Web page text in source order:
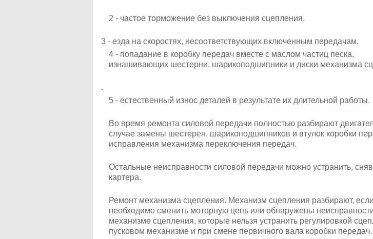
2 - частое торможение без выключения сцепления.
3 - езда на скоростях, несоответствующих включенным передачам.
4 - попадание в коробку передач вместе с маслом частиц песка,
изнашивающих шестерни, шарикоподшипники и диски механизма
.
5 - естественный износ деталей в результате их длительной работы.
Во время ремонта силовой передачи полностью разбирают
случае замены шестерен, шарикоподшипников и втулок коробки
исправления механизма переключения передач.
Остальные неисправности силовой передачи можно устранить,
картера.
Ремонт механизма сцепления. Механизм сцепления разбирают, если
необходимо сменить моторную цепь или обнаружены
механизме сцепления, которые нельзя устранить регулировкой
пусковом механизме и при смене первичного вала коробки передач.